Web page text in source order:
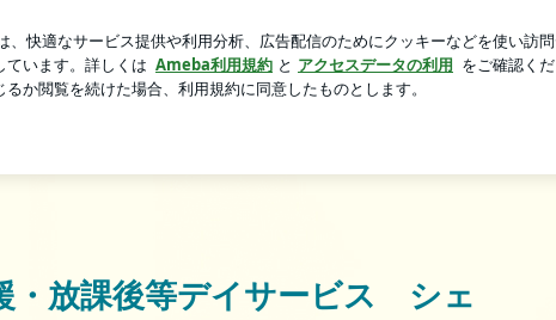
のブログ
コキキョウ ログ
・放課後等デイサービス シェ